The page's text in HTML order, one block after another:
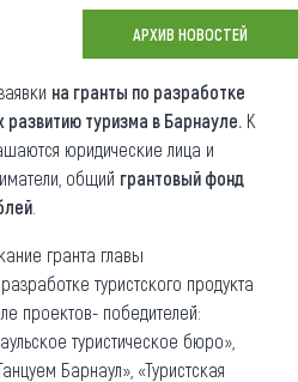
АРХИВ НОВОСТЕЙ
на гранты по разработке
туризма в Барнауле. К
юридические лица и
общий грантовый фонд
гранта главы
туристского продукта
проектов- победителей:
туристическое бюро»,
Барнаул», «Туристская